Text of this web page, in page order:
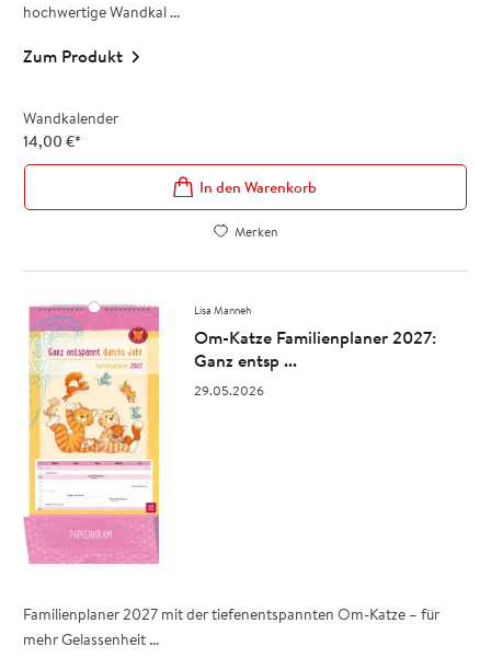
hochwertige Wandkal ...
Zum Produkt
Wandkalender
14,00 €*
In den Warenkorb
Merken
Lisa Manneh
Om-Katze Familienplaner 2027:
Ganz entsp ...
29.05.2026
Familienplaner 2027 mit der tiefenentspannten Om-Katze – für
mehr Gelassenheit ...